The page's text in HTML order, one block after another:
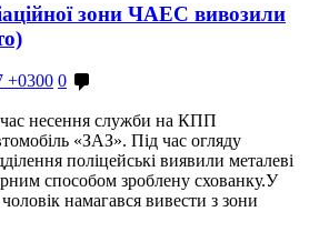
зони ЧАЕС вивозили
+0300 0
час несення служби на КПП
«ЗАЗ». Під час огляду
поліцейські виявили металеві
способом зроблену схованку.У
намагався вивести з зони